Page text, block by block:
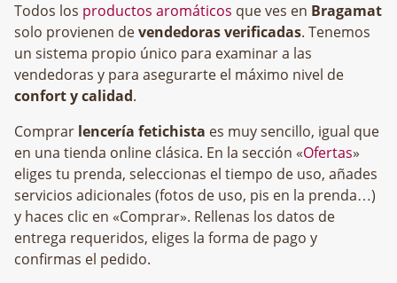
Todos los productos aromáticos que ves en Bragamat
solo provienen devendedoras verificadas. Tenemos
un sistema propio único para examinar a las
vendedoras y para asegurarte el máximo nivel de
confort y calidad.
Comprar lencería fetichista es muy sencillo, igual que
en una tienda online clásica. En la sección «Ofertas»
eliges tu prenda, seleccionas el tiempo de uso, añades
servicios adicionales (fotos de uso, pis en la prenda…)
y haces clic en «Comprar». Rellenas los datos de
entrega requeridos, eliges la forma de pago y
confirmas el pedido.